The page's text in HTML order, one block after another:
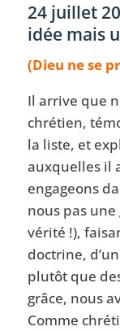
24 juillet
idée mais
(Dieu ne se
Il arrive que
chrétien,
la liste, et
auxquelles il
engageons
nous pas
vérité !),
doctrine,
plutôt que
grâce, nous
Comme